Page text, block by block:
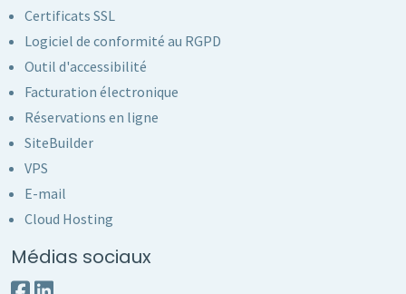
Certificats SSL
Logiciel de conformité au RGPD
Outil d'accessibilité
Facturation électronique
Réservations en ligne
SiteBuilder
VPS
E-mail
Cloud Hosting
Médias sociaux